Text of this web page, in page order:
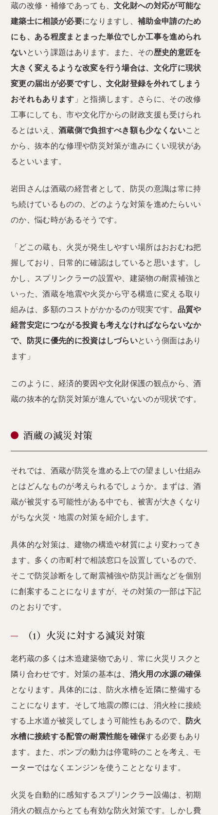
蔵の改修・補修であっても、文化財への対応が可能な
建築士に相談が必要になりますし、補助金申請のため
にも、ある程度まとまった単位でしか工事を進められ
ないという課題はあります。また、その歴史的意匠を
大きく変えるような改変を行う場合は、文化庁に現状
変更の届出が必要ですし、文化財登録を外れてしまう
おそれもあります 」と指摘します。さらに、その改修
工事にしても、市や文化庁からの財政支援も受けられ
るとはいえ、 酒蔵側で負担すべき額も少なくないこと
から、抜本的な修理や防災対策が進みにくい現状があ
るといいます。
岩田さんは酒蔵の経営者として、防災の意識は常に持
ち続けているものの、どのような対策を進めたらいい
のか、悩む時があるそうです。
「どこの蔵も、火災が発生しやすい場所はおおむね把
握しており、日常的に確認はしていると思います。し
かし、スプリンクラーの設置や、建築物の耐震補強と
いった、酒蔵を地震や火災から守る構造に変える取り
組みは、多額のコストがかかるのが現実です。 品質や
経営安定につながる投資も考えなければならないなか
で、防災に優先的に投資はしづらいという側面はあり
ます」
このように、経済的要因や文化財保護の観点から、酒
蔵の抜本的な防災対策が進んでいないのが現状です。
酒蔵の減災対策
それでは、酒蔵が防災を進める上での望ましい仕組み
とはどんなものが考えられるでしょうか。まずは、酒
蔵が被災する可能性がある中でも、被害が大きくなり
がちな火災・地震の対策を紹介します。
具体的な対策は、建物の構造や材質により変わってき
ます。多くの市町村で相談窓口を設置しているので、
そこで防災診断をして耐震補強や防災計画などを個別
に創案することになりますが、その対策の一部は下記
のとおりです。
（1）火災に対する減災対策
老朽蔵の多くは木造建築物であり、常に火災リスクと
隣り合わせです。対策の基本は、 消火用の水源の確保
となります。具体的には、防火水槽を近隣に整備する
ことになります。そして地震の際には、消火栓に接続
する上水道が被災してしまう可能性もあるので、
防火
水槽に接続する配管の耐震性能を確保する必要もあり
ます。また、ポンプの動力は停電時のことを考え、モ
ーターではなくエンジンを使うこととなります。
火災を自動的に感知するスプリンクラー設備は、初期
消火の観点からとても有効な防火対策です。しかし費